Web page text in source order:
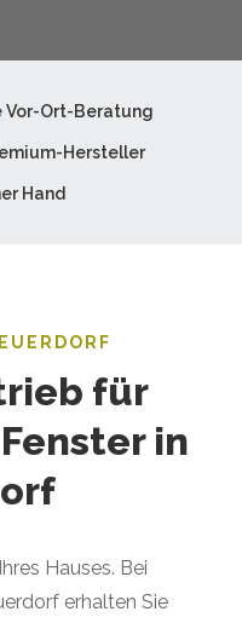
Vor-Ort-Beratung
Hersteller
Hand
für
in
Hauses. Bei
erhalten Sie